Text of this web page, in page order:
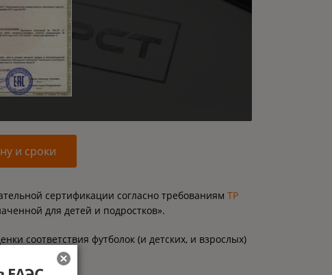
и сроки
сертификации согласно требованиям ТР
для детей и подростков».
соответствия футболок (и детских, и взрослых)